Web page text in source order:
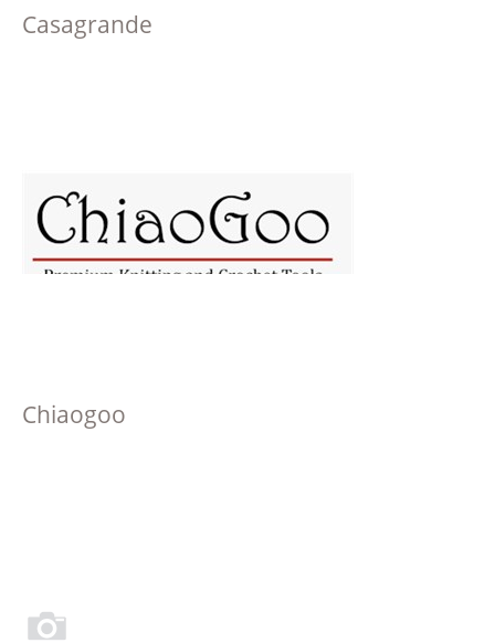
Casagrande
Chiaogoo